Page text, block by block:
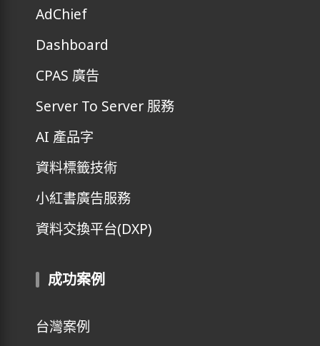
AdChief
Dashboard
CPAS 廣告
Server To Server 服務
AI 產品字
資料標籤技術
小紅書廣告服務
資料交換平台(DXP)
成功案例
台灣案例